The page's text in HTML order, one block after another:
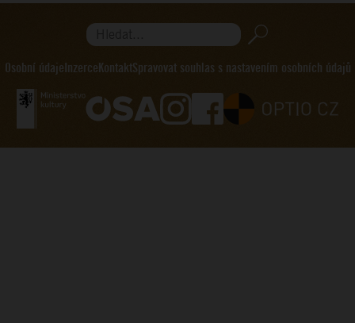
Hledat...
Osobní údajeInzerceKontaktSpravovat souhlas s nastavením osobních údajů